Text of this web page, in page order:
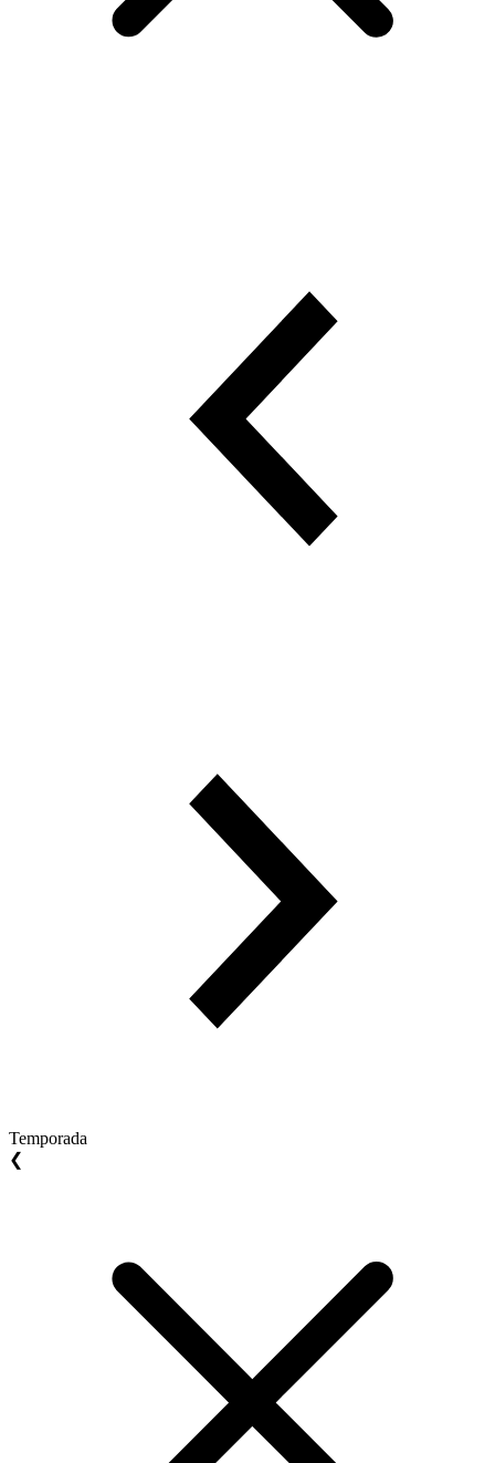
Temporada
❮